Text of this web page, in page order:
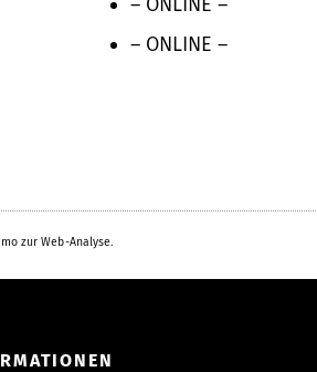
– ONLINE –
zur Web-Analyse.